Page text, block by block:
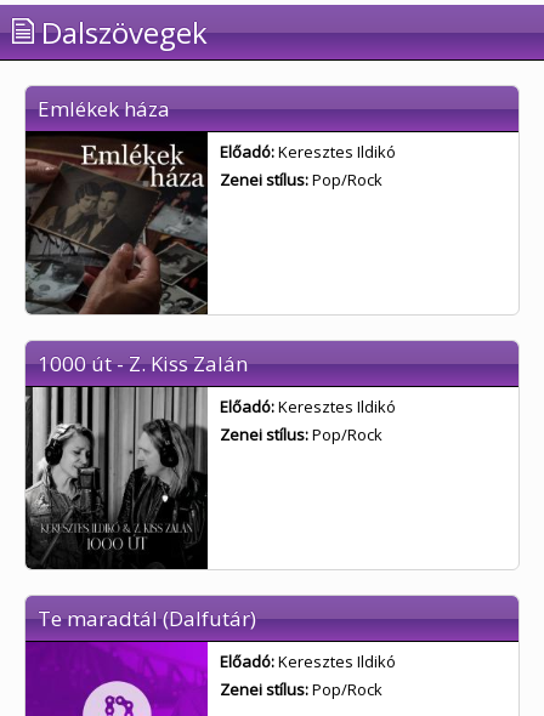
Dalszövegek
Emlékek háza
Előadó:Keresztes Ildikó
Zenei stílus:Pop/Rock
1000 út - Z. Kiss Zalán
Előadó:Keresztes Ildikó
Zenei stílus:Pop/Rock
Te maradtál (Dalfutár)
Előadó:Keresztes Ildikó
Zenei stílus:Pop/Rock